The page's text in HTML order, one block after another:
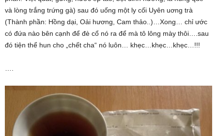
và lòng trắng trứng gà) sau đó uống một ly cối Uyên uơng trà
(Thành phần: Hồng dại, Oải hương, Cam thảo..)…Xong… chỉ ước
có đứa nào bên cạnh để đè cổ nó ra để mà tô lông mày thôi….sau
đó tiện thể hun cho „chết cha“ nó luôn… khẹc…khẹc…khẹc…!!!